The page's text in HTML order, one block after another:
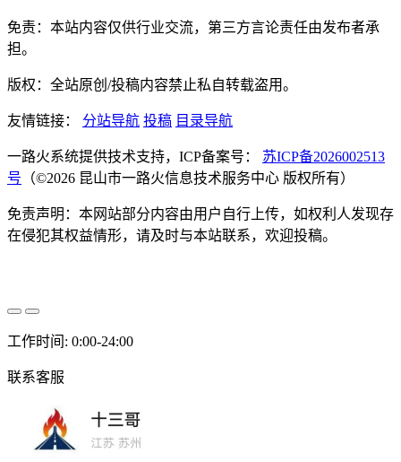
免责：本站内容仅供行业交流，第三方言论责任由发布者承
担。
版权：全站原创/投稿内容禁止私自转载盗用。
友情链接： 分站导航 投稿 目录导航
一路火系统提供技术支持，ICP备案号： 苏ICP备2026002513
号 （©2026 昆山市一路火信息技术服务中心 版权所有）
免责声明：本网站部分内容由用户自行上传，如权利人发现存
在侵犯其权益情形，请及时与本站联系，欢迎投稿。
工作时间: 0:00-24:00
联系客服